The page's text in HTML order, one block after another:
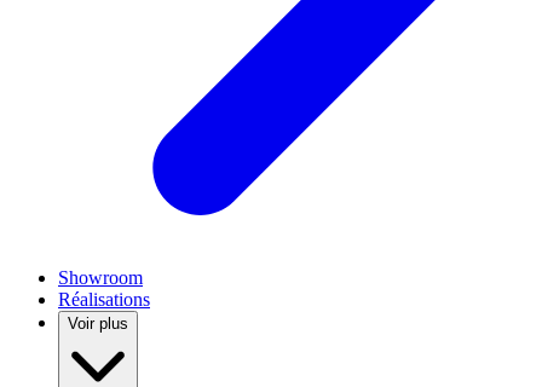
Showroom
Réalisations
Voir plus